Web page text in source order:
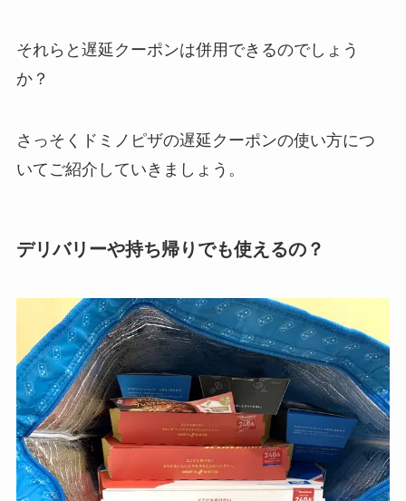
それらと遅延クーポンは併用できるのでしょう
か？
さっそくドミノピザの遅延クーポンの使い方につ
いてご紹介していきましょう。
デリバリーや持ち帰りでも使えるの？